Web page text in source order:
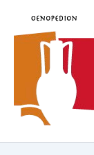
contenido